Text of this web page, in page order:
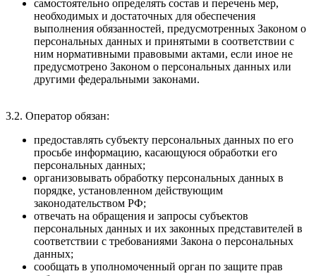
самостоятельно определять состав и перечень мер,
необходимых и достаточных для обеспечения
выполнения обязанностей, предусмотренных Законом о
персональных данных и принятыми в соответствии с
ним нормативными правовыми актами, если иное не
предусмотрено Законом о персональных данных или
другими федеральными законами.
3.2. Оператор обязан:
предоставлять субъекту персональных данных по его
просьбе информацию, касающуюся обработки его
персональных данных;
организовывать обработку персональных данных в
порядке, установленном действующим
законодательством РФ;
отвечать на обращения и запросы субъектов
персональных данных и их законных представителей в
соответствии с требованиями Закона о персональных
данных;
сообщать в уполномоченный орган по защите прав